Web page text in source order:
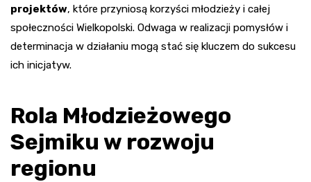
projektów, które przyniosą korzyści młodzieży i całej
społeczności Wielkopolski. Odwaga w realizacji pomysłów i
determinacja w działaniu mogą stać się kluczem do sukcesu
ich inicjatyw.
Rola Młodzieżowego
Sejmiku w rozwoju
regionu